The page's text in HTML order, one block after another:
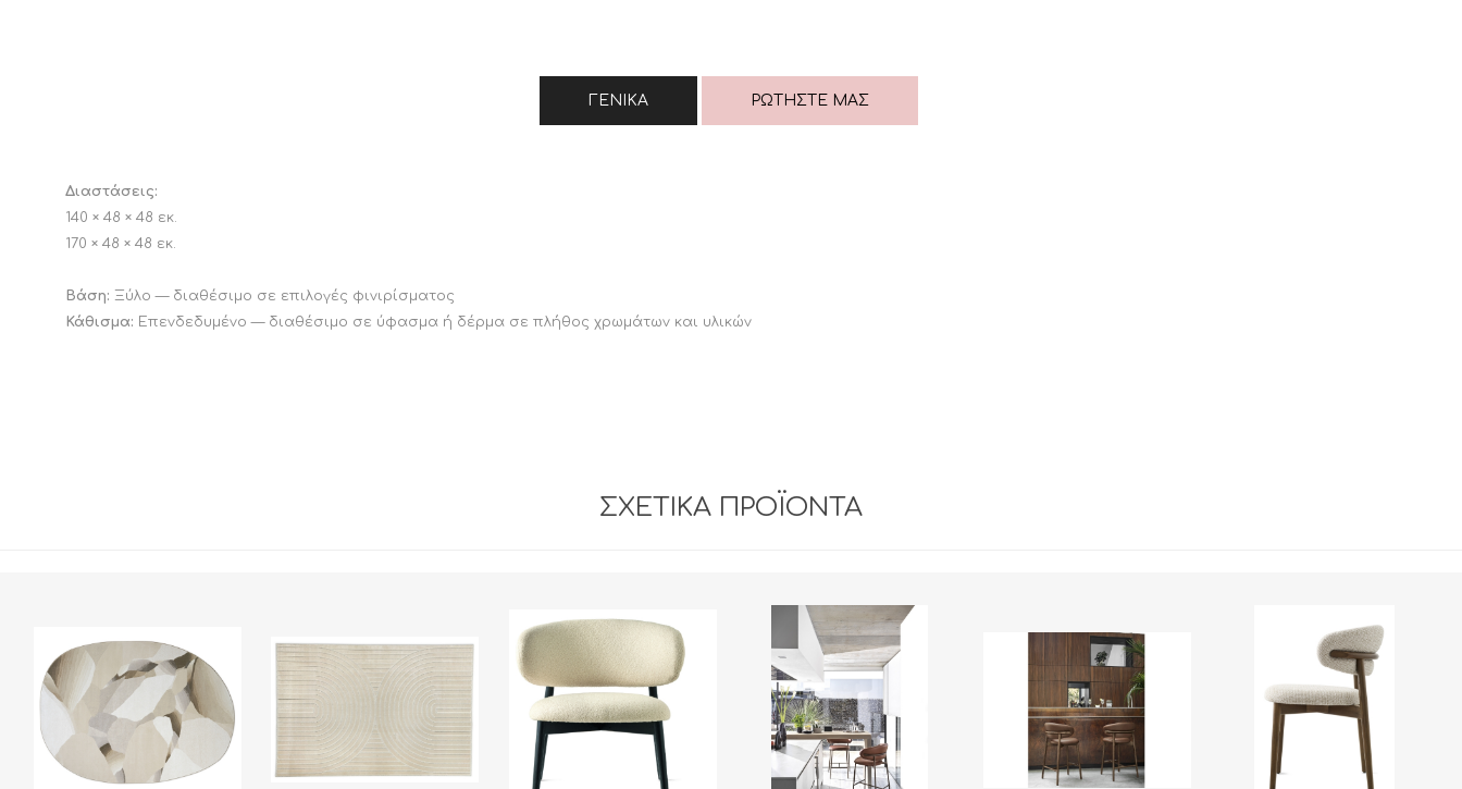
ΓΕΝΙΚΆ ΡΩΤΉΣΤΕ ΜΑΣ
Διαστάσεις:
140 × 48 × 48 εκ.
170 × 48 × 48 εκ.
Βάση: Ξύλο — διαθέσιμο σε επιλογές φινιρίσματος
Κάθισμα: Επενδεδυμένο — διαθέσιμο σε ύφασμα ή δέρμα σε πλήθος χρωμάτων και υλικών
ΣΧΕΤΙΚΆ ΠΡΟΪΌΝΤΑ